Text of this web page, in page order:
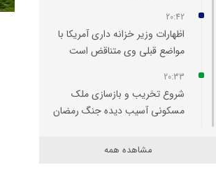
20:42
اظهارات وزیر خزانه‌ داری آمریکا با
مواضع قبلی وی متناقض است
20:33
شروع تخریب و بازسازی ملک
مسکونی آسیب‌ دیده جنگ رمضان
اتفاقی بی سابقه در تخصیص
مشاهده همه